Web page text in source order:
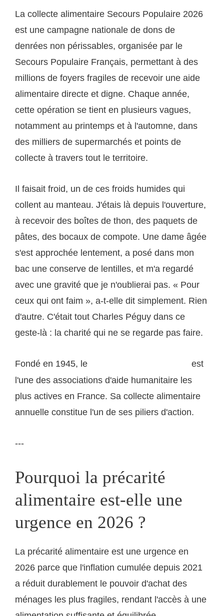
La collecte alimentaire Secours Populaire 2026
est une campagne nationale de dons de
denrées non périssables, organisée par le
Secours Populaire Français, permettant à des
millions de foyers fragiles de recevoir une aide
alimentaire directe et digne. Chaque année,
cette opération se tient en plusieurs vagues,
notamment au printemps et à l'automne, dans
des milliers de supermarchés et points de
collecte à travers tout le territoire.
Il faisait froid, un de ces froids humides qui
collent au manteau. J'étais là depuis l'ouverture,
à recevoir des boîtes de thon, des paquets de
pâtes, des bocaux de compote. Une dame âgée
s'est approchée lentement, a posé dans mon
bac une conserve de lentilles, et m'a regardé
avec une gravité que je n'oublierai pas. « Pour
ceux qui ont faim », a-t-elle dit simplement. Rien
d'autre. C'était tout Charles Péguy dans ce
geste-là : la charité qui ne se regarde pas faire.
Fondé en 1945, le
est
l'une des associations d'aide humanitaire les
plus actives en France. Sa collecte alimentaire
annuelle constitue l'un de ses piliers d'action.
---
Pourquoi la précarité
alimentaire est-elle une
urgence en 2026 ?
La précarité alimentaire est une urgence en
2026 parce que l'inflation cumulée depuis 2021
a réduit durablement le pouvoir d'achat des
ménages les plus fragiles, rendant l'accès à une